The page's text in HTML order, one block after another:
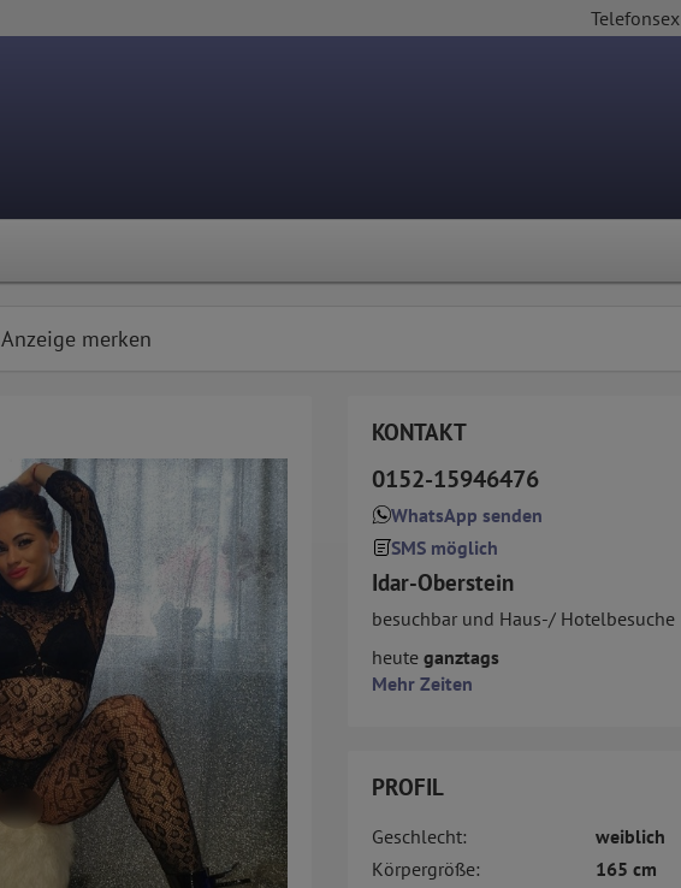
Telefonsex
Anzeige merken
KONTAKT
0152-15946476
WhatsApp senden
SMS möglich
Idar-Oberstein
besuchbar und Haus-/ Hotelbesuche
heute ganztags
Mehr Zeiten
PROFIL
Geschlecht:
weiblich
Körpergröße:
165 cm